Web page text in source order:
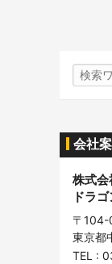
検
索
会社
株式会
ドラ
〒104-
東京都
TEL :